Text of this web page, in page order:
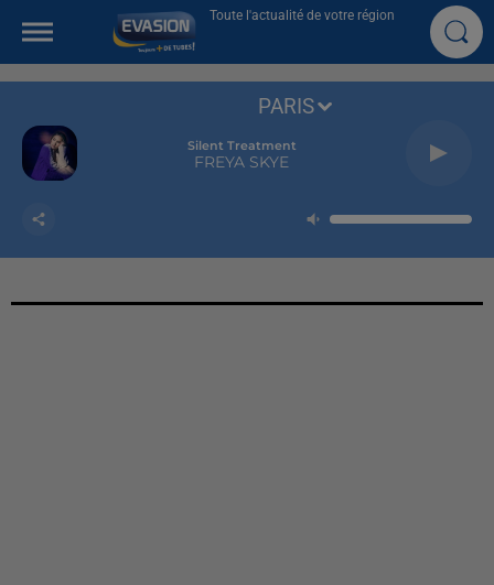
Toute l'actualité de votre région
Silent Treatment
FREYA SKYE
PARIS